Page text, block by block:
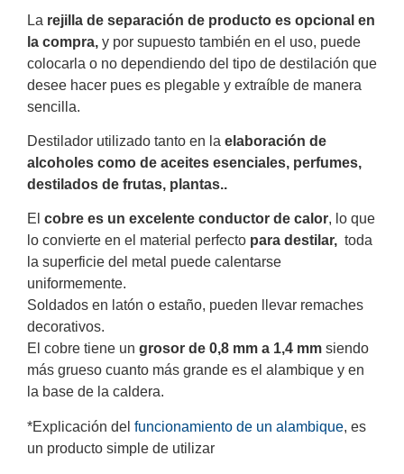
La rejilla de separación de producto es opcional en
la compra, y por supuesto también en el uso, puede
colocarla o no dependiendo del tipo de destilación que
desee hacer pues es plegable y extraíble de manera
sencilla.
Destilador utilizado tanto en la elaboración de
alcoholes como de aceites esenciales, perfumes,
destilados de frutas, plantas..
El cobre es un excelente conductor de calor, lo que
lo convierte en el material perfecto para destilar, toda
la superficie del metal puede calentarse
uniformemente.
Soldados en latón o estaño, pueden llevar remaches
decorativos.
El cobre tiene un grosor de 0,8 mm a 1,4 mm siendo
más grueso cuanto más grande es el alambique y en
la base de la caldera.
*Explicación del funcionamiento de un alambique, es
un producto simple de utilizar